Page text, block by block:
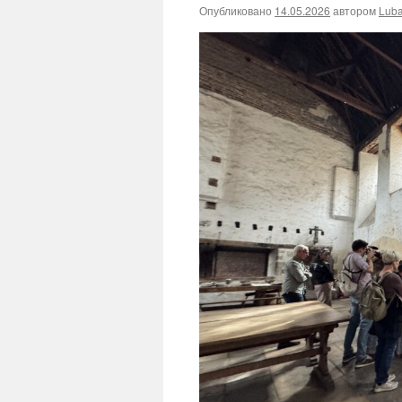
Опубликовано 14.05.2026 автором